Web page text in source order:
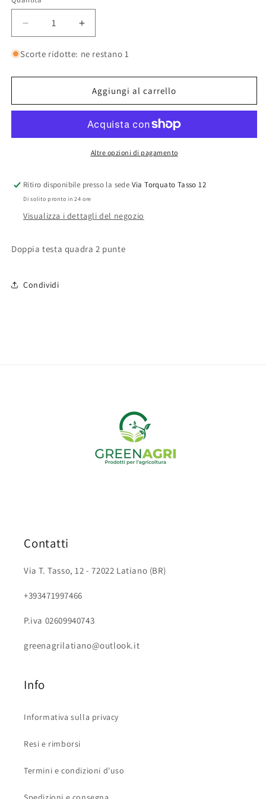
Diminuisci
quantità
per
ZAPPA
testa
Aumenta
quantità
per
ZAPPA
doppia
testa
Scorte ridotte: ne restano 1
Aggiungi al carrello
Altre opzioni di pagamento
Ritiro disponibile presso la sede Via Torquato Tasso 12
Di solito pronto in 24 ore
Visualizza i dettagli del negozio
Doppia testa quadra 2 punte
Condividi
Contatti
Via T. Tasso, 12 - 72022 Latiano (BR)
+393471997466
P.iva 02609940743
greenagrilatiano@outlook.it
Info
Informativa sulla privacy
Resi e rimborsi
Termini e condizioni d'uso